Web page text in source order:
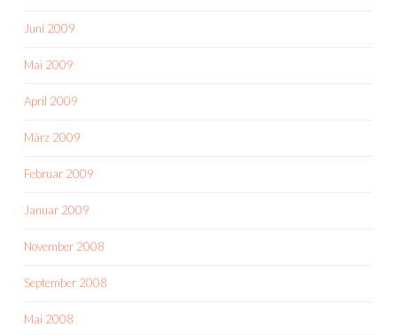
Juni 2009
Mai 2009
April 2009
März 2009
Februar 2009
Januar 2009
November 2008
September 2008
Mai 2008